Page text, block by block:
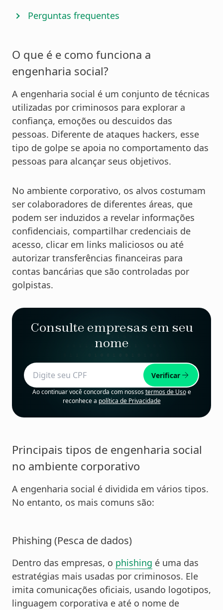
Perguntas frequentes
O que é e como funciona a
engenharia social?
A engenharia social é um conjunto de técnicas
utilizadas por criminosos para explorar a
confiança, emoções ou descuidos das
pessoas. Diferente de ataques hackers, esse
tipo de golpe se apoia no comportamento das
pessoas para alcançar seus objetivos.
No ambiente corporativo, os alvos costumam
ser colaboradores de diferentes áreas, que
podem ser induzidos a revelar informações
confidenciais, compartilhar credenciais de
acesso, clicar em links maliciosos ou até
autorizar transferências financeiras para
contas bancárias que são controladas por
golpistas.
Consulte empresas em seu
nome
Verificar
Ao continuar você concorda com nossostermos de Usoe
reconhece a política de Privacidade
Principais tipos de engenharia social
no ambiente corporativo
A engenharia social é dividida em vários tipos.
No entanto, os mais comuns são:
Phishing (Pesca de dados)
Dentro das empresas, o phishing é uma das
estratégias mais usadas por criminosos. Ele
imita comunicações oficiais, usando logotipos,
linguagem corporativa e até o nome de